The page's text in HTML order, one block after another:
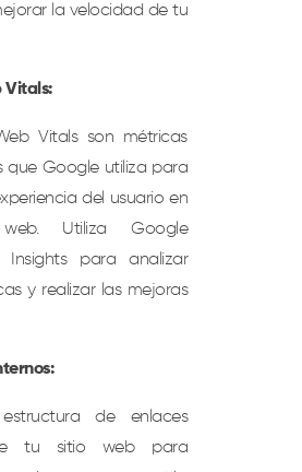
la velocidad de tu
Vitals:
Vitals son métricas
que Google utiliza para
del usuario en
Utiliza Google
Insights para analizar
y realizar las mejoras
de enlaces
tu sitio web para